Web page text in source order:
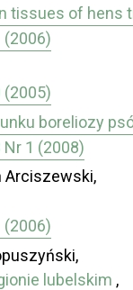
tissues of
(2006)
(2005)
boreliozy
1 (2008)
Arciszewski,
(2006)
lubelskim ,